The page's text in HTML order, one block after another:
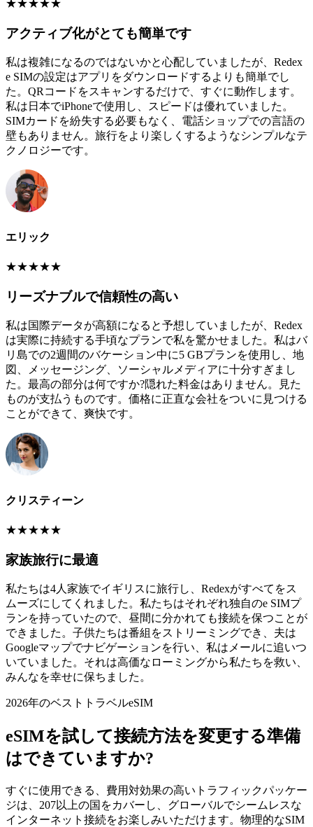
★★★★★
アクティブ化がとても簡単です
私は複雑になるのではないかと心配していましたが、Redex
e SIMの設定はアプリをダウンロードするよりも簡単でし
た。QRコードをスキャンするだけで、すぐに動作します。
私は日本でiPhoneで使用し、スピードは優れていました。
SIMカードを紛失する必要もなく、電話ショップでの言語の
壁もありません。旅行をより楽しくするようなシンプルなテ
クノロジーです。
エリック
★★★★★
リーズナブルで信頼性の高い
私は国際データが高額になると予想していましたが、Redex
は実際に持続する手頃なプランで私を驚かせました。私はバ
リ島での2週間のバケーション中に5 GBプランを使用し、地
図、メッセージング、ソーシャルメディアに十分すぎまし
た。最高の部分は何ですか?隠れた料金はありません。見た
ものが支払うものです。価格に正直な会社をついに見つける
ことができて、爽快です。
クリスティーン
★★★★★
家族旅行に最適
私たちは4人家族でイギリスに旅行し、Redexがすべてをス
ムーズにしてくれました。私たちはそれぞれ独自のe SIMプ
ランを持っていたので、昼間に分かれても接続を保つことが
できました。子供たちは番組をストリーミングでき、夫は
Googleマップでナビゲーションを行い、私はメールに追いつ
いていました。それは高価なローミングから私たちを救い、
みんなを幸せに保ちました。
2026年のベストトラベルeSIM
eSIMを試して接続方法を変更する準備
はできていますか?
すぐに使用できる、費用対効果の高いトラフィックパッケー
ジは、207以上の国をカバーし、グローバルでシームレスな
インターネット接続をお楽しみいただけます。物理的なSIM